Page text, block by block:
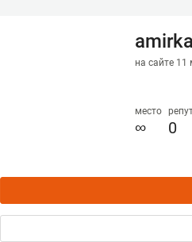
amirka
на сайте 11
место
∞ 0